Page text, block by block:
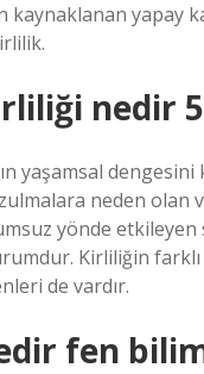
kaynaklanan yapay
nedir
yaşamsal dengesini
neden olan
yönde
Kirliliğin
de vardır.
fen